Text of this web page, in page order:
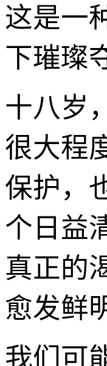
这是一
下璀璨
十八岁
很大程
保护，
个日益
真正的
愈发鲜
我们可